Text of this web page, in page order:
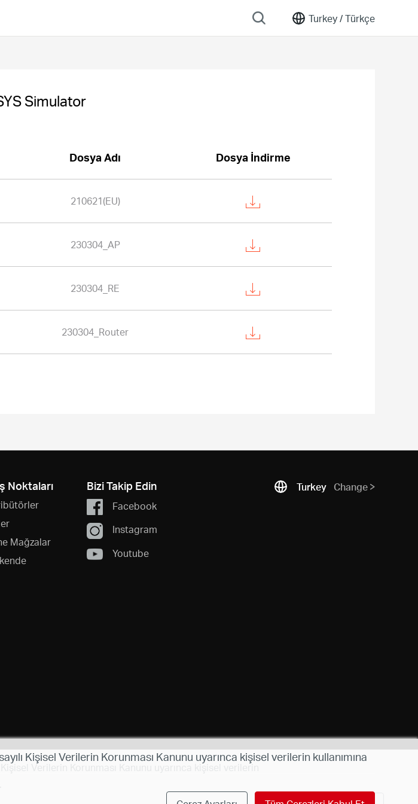
Turkey /Türkçe
Simulator
Dosya Adı Dosya İndirme
210621(EU)
230304_AP
230304_RE
230304_Router
Noktaları
Mağzalar
Bizi Takip Edin
Facebook
Instagram
Youtube
Turkey Change
Verilerin Korunması Kanunu uyarınca kişisel verilerin
Kişisel Verilerin Korunması Kanunu uyarınca kişisel verilerin kullanımına